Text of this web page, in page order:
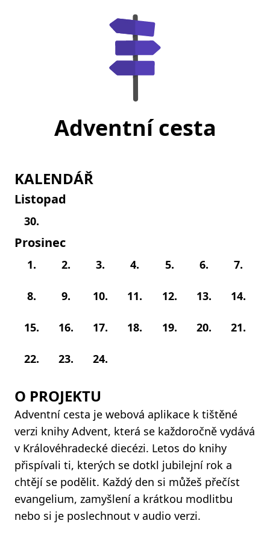
Adventní cesta
KALENDÁŘ
Listopad
30.
Prosinec
1. 2. 3. 4. 5. 6. 7.
8. 9. 10. 11. 12. 13. 14.
15. 16. 17. 18. 19. 20. 21.
22. 23. 24.
O PROJEKTU
Adventní cesta je webová aplikace k tištěné
verzi knihy Advent, která se každoročně vydává
v Královéhradecké diecézi. Letos do knihy
přispívali ti, kterých se dotkl jubilejní rok a
chtějí se podělit. Každý den si můžeš přečíst
evangelium, zamyšlení a krátkou modlitbu
nebo si je poslechnout v audio verzi.